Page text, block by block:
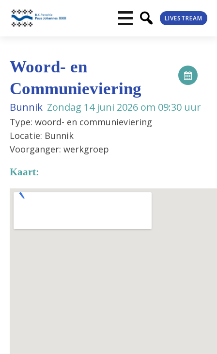
LIVESTREAM
Woord- en
Communieviering
Bunnik Zondag 14 juni 2026 om 09:30 uur
Type: woord- en communieviering
Locatie: Bunnik
Voorganger: werkgroep
Kaart: